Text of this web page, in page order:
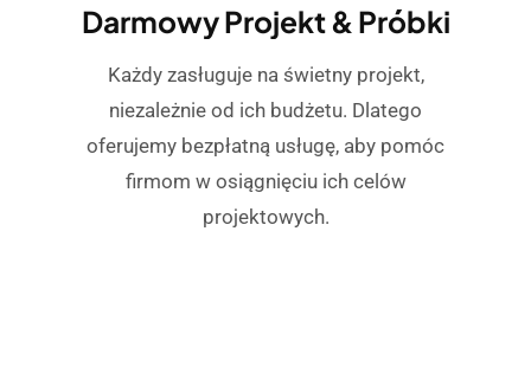
Darmowy Projekt & Próbki
Każdy zasługuje na świetny projekt,
niezależnie od ich budżetu. Dlatego
oferujemy bezpłatną usługę, aby pomóc
firmom w osiągnięciu ich celów
projektowych.